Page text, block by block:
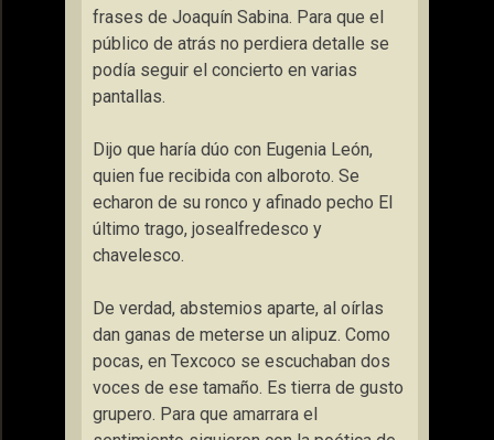
frases de Joaquín Sabina. Para que el
público de atrás no perdiera detalle se
podía seguir el concierto en varias
pantallas.
Dijo que haría dúo con Eugenia León,
quien fue recibida con alboroto. Se
echaron de su ronco y afinado pecho El
último trago, josealfredesco y
chavelesco.
De verdad, abstemios aparte, al oírlas
dan ganas de meterse un alipuz. Como
pocas, en Texcoco se escuchaban dos
voces de ese tamaño. Es tierra de gusto
grupero. Para que amarrara el